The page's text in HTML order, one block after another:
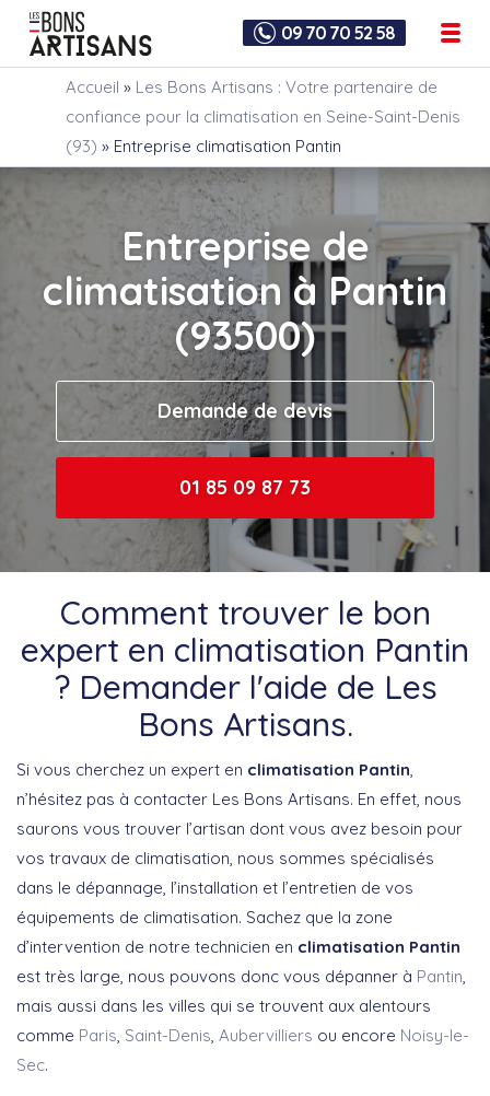
09 70 70 52 58
Accueil » Les Bons Artisans : Votre partenaire de
confiance pour la climatisation en Seine-Saint-Denis
(93) » Entreprise climatisation Pantin
Entreprise de
climatisation à Pantin
(93500)
Demande de devis
01 85 09 87 73
Comment trouver le bon
expert en climatisation Pantin
? Demander l'aide de Les
Bons Artisans.
Si vous cherchez un expert en climatisation Pantin
n’hésitez pas à contacter Les Bons Artisans. En effet, nous
saurons vous trouver l’artisan dont vous avez besoin pour
vos travaux de climatisation, nous sommes spécialisés
dans le dépannage, l’installation et l’entretien de vos
équipements de climatisation. Sachez que la zone
d’intervention de notre technicien en climatisation Pantin
est très large, nous pouvons donc vous dépanner à Pantin
mais aussi dans les villes qui se trouvent aux alentours
comme Paris Saint-Denis Aubervilliers ou encore Noisy-le-
Sec.